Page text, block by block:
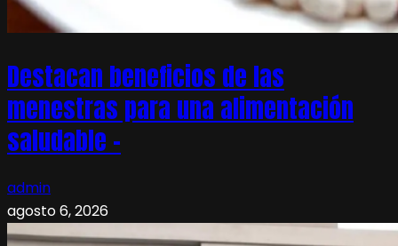
Destacan beneficios de las
menestras para una alimentación
saludable –
admin
agosto 6, 2026